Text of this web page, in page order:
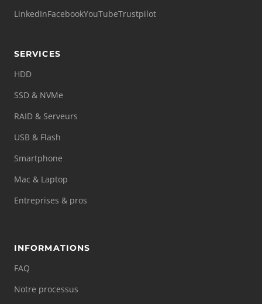
LinkedInFacebookYouTubeTrustpilot
SERVICES
HDD
SSD & NVMe
RAID & Serveurs
USB & Flash
Smartphone
Mac & Laptop
Entreprises & pros
INFORMATIONS
FAQ
Notre processus